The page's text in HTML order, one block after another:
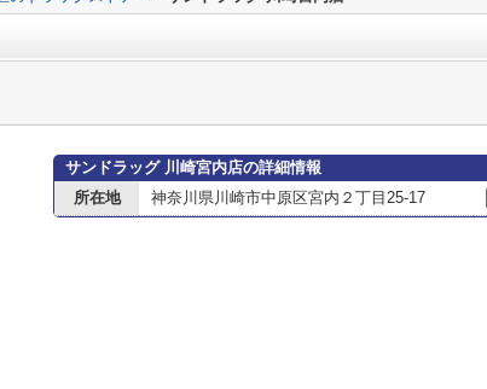
サンドラッグ 川崎宮内店の詳細情報
所在地
神奈川県川崎市中原区宮内２丁目25-17